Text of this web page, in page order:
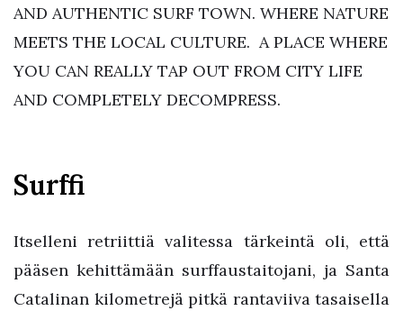
AND AUTHENTIC SURF TOWN. WHERE NATURE
MEETS THE LOCAL CULTURE. A PLACE WHERE
YOU CAN REALLY TAP OUT FROM CITY LIFE
AND COMPLETELY DECOMPRESS.
Surffi
Itselleni retriittiä valitessa tärkeintä oli, että
pääsen kehittämään surffaustaitojani, ja Santa
Catalinan kilometrejä pitkä rantaviiva tasaisella